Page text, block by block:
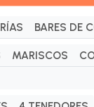
BARES DE
MARISCOS